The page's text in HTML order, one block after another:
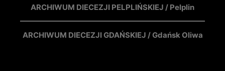
ARCHIWUM DIECEZJI PELPLIŃSKIEJ / Pelplin
ARCHIWUM DIECEZJI GDAŃSKIEJ / Gdańsk Oliwa